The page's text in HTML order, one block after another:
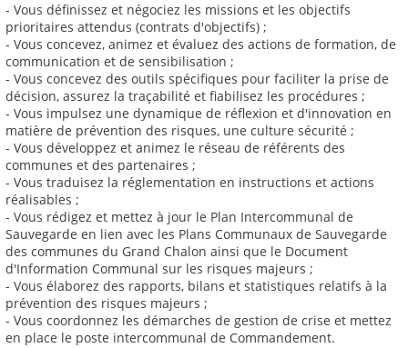
- Vous définissez et négociez les missions et les objectifs
prioritaires attendus (contrats d'objectifs) ;
- Vous concevez, animez et évaluez des actions de formation, de
communication et de sensibilisation ;
- Vous concevez des outils spécifiques pour faciliter la prise de
décision, assurez la traçabilité et fiabilisez les procédures ;
- Vous impulsez une dynamique de réflexion et d'innovation en
matière de prévention des risques, une culture sécurité ;
- Vous développez et animez le réseau de référents des
communes et des partenaires ;
- Vous traduisez la réglementation en instructions et actions
réalisables ;
- Vous rédigez et mettez à jour le Plan Intercommunal de
Sauvegarde en lien avec les Plans Communaux de Sauvegarde
des communes du Grand Chalon ainsi que le Document
d'Information Communal sur les risques majeurs ;
- Vous élaborez des rapports, bilans et statistiques relatifs à la
prévention des risques majeurs ;
- Vous coordonnez les démarches de gestion de crise et mettez
en place le poste intercommunal de Commandement.